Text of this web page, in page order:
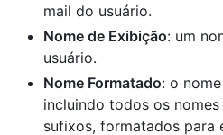
mail do usuário.
Nome de Exibição: um
usuário.
Nome Formatado: o
incluindo todos os
sufixos, formatados para